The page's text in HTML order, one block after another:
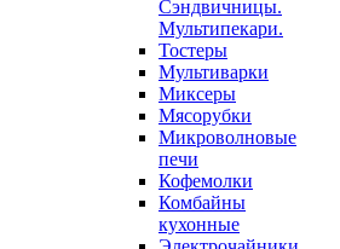
Сэндвичницы.
Мультипекари.
Тостеры
Мультиварки
Миксеры
Мясорубки
Микроволновые
печи
Кофемолки
Комбайны
кухонные